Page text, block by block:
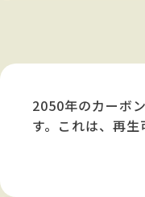
2050年のカーボ
す。これは、再